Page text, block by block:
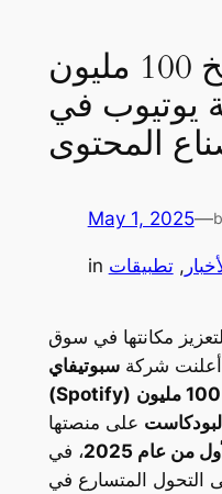
سبوتيفاي تضخ 100 مليون
يوتيوب في
المحتوى
May 1, 2025—
in , تطبيقات
مكانتها في سوق
أعلنت شركةسبوتيفاي
(Spotify) 100 مليون
على منصتها
من عام 2025
، في
المتسارع في